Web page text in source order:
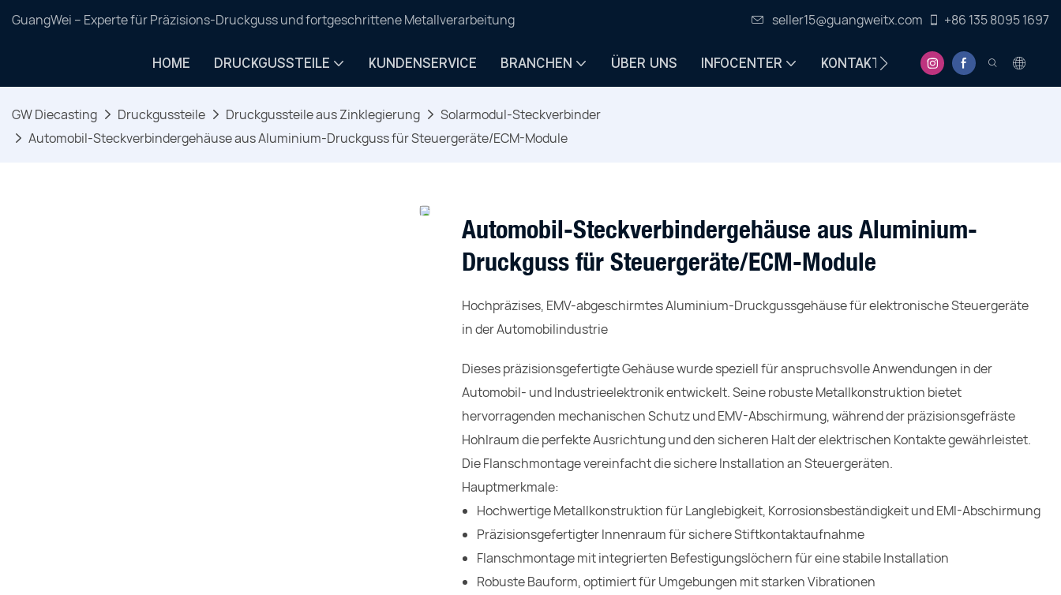
GuangWei – Experte für Präzisions-Druckguss und fortgeschrittene Metallverarbeitung seller15@guangweitx.com +86 135 8095 1697
HOME DRUCKGUSSTEILE KUNDENSERVICE BRANCHEN ÜBER UNS INFOCENTER KONTAKT
GW Diecasting Druckgussteile Druckgussteile aus Zinklegierung
Solarmodul-Steckverbinder
Automobil-Steckverbindergehäuse aus Aluminium-Druckguss für Steuergeräte/ECM-Module
Automobil-Steckverbindergehäuse aus Aluminium-
Druckguss für Steuergeräte/ECM-Module
Hochpräzises, EMV-abgeschirmtes Aluminium-Druckgussgehäuse für elektronische Steuergeräte
in der Automobilindustrie
Dieses präzisionsgefertigte Gehäuse wurde speziell für anspruchsvolle Anwendungen in der
Automobil- und Industrieelektronik entwickelt. Seine robuste Metallkonstruktion bietet
hervorragenden mechanischen Schutz und EMV-Abschirmung, während der präzisionsgefräste
Hohlraum die perfekte Ausrichtung und den sicheren Halt der elektrischen Kontakte gewährleistet.
Die Flanschmontage vereinfacht die sichere Installation an Steuergeräten.
Hauptmerkmale:
Hochwertige Metallkonstruktion für Langlebigkeit, Korrosionsbeständigkeit und EMI-Abschirmung
Präzisionsgefertigter Innenraum für sichere Stiftkontaktaufnahme
Flanschmontage mit integrierten Befestigungslöchern für eine stabile Installation
Robuste Bauform, optimiert für Umgebungen mit starken Vibrationen